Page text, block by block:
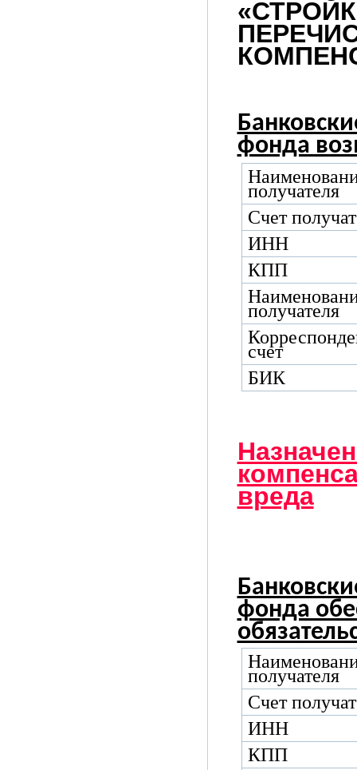
фонда
получателя
Счет
ИНН
КПП
получателя
счет
БИК
вреда
фонда
получателя
Счет
ИНН
КПП